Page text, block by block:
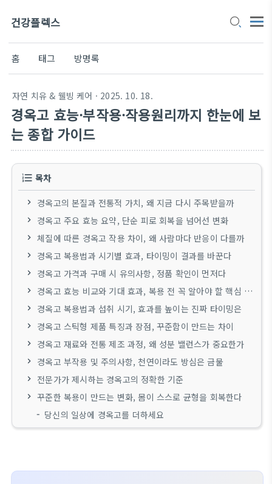
건강플렉스
홈 태그 방명록
자연 치유 & 웰빙 케어 · 2025. 10. 18.
경옥고 효능·부작용·작용원리까지 한눈에 보
는 종합 가이드
목차
경옥고의 본질과 전통적 가치, 왜 지금 다시 주목받을까
경옥고 주요 효능 요약, 단순 피로 회복을 넘어선 변화
체질에 따른 경옥고 작용 차이, 왜 사람마다 반응이 다를까
경옥고 복용법과 시기별 효과, 타이밍이 결과를 바꾼다
경옥고 가격과 구매 시 유의사항, 정품 확인이 먼저다
경옥고 효능 비교와 기대 효과, 복용 전 꼭 알아야 할 핵심 포인트
경옥고 복용법과 섭취 시기, 효과를 높이는 진짜 타이밍은
경옥고 스틱형 제품 특징과 장점, 꾸준함이 만드는 차이
경옥고 재료와 전통 제조 과정, 왜 성분 밸런스가 중요한가
경옥고 부작용 및 주의사항, 천연이라도 방심은 금물
전문가가 제시하는 경옥고의 정확한 기준
꾸준한 복용이 만드는 변화, 몸이 스스로 균형을 회복한다
당신의 일상에 경옥고를 더하세요